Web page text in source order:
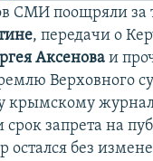
СМИ поощряли за
, передачи о
Аксенова и
Верховного
крымскому
запрета на
остался без